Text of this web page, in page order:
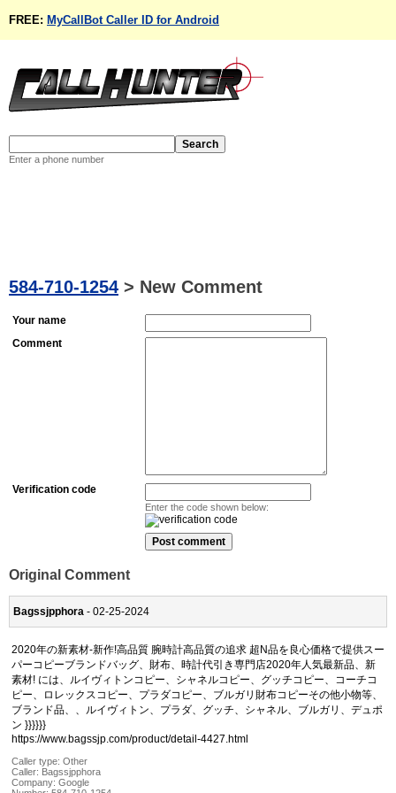
FREE: MyCallBot Caller ID for Android
Enter a phone number
584-710-1254 > New Comment
Your name
Comment
Verification code
Enter the code shown below:
Original Comment
Bagssjpphora - 02-25-2024
2020年の新素材-新作!高品質 腕時計高品質の追求 超N品を良心価格で提供スー
パーコピーブランドバッグ、財布、時計代引き専門店2020年人気最新品、新
素材! には、ルイヴィトンコピー、シャネルコピー、グッチコピー、コーチコ
ピー、ロレックスコピー、プラダコピー、ブルガリ財布コピーその他小物等、
ブランド品、、ルイヴィトン、プラダ、グッチ、シャネル、ブルガリ、デュポ
ン }}}}}}
https://www.bagssjp.com/product/detail-4427.html
Caller type: Other
Caller: Bagssjpphora
Company: Google